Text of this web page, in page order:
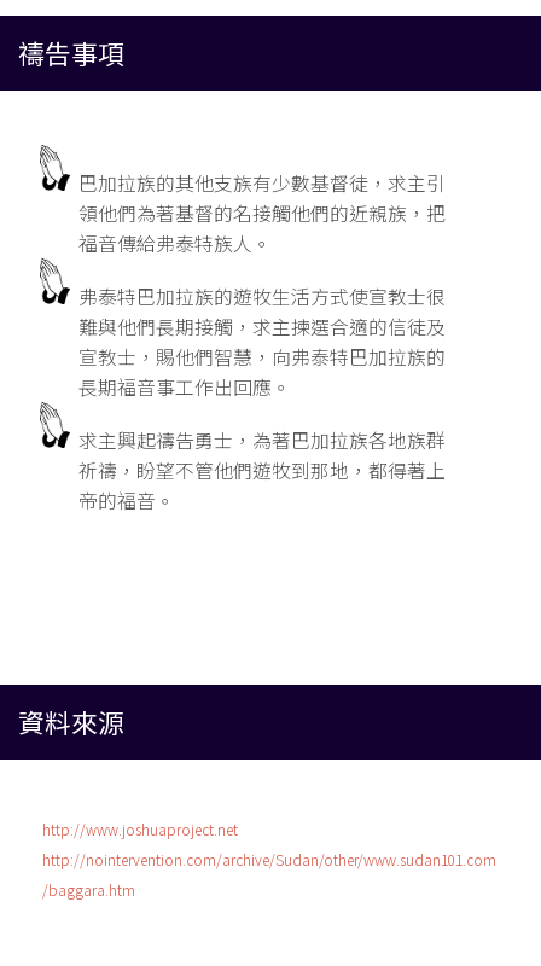
禱告事項
巴加拉族的其他支族有少數基督徒，求主引
領他們為著基督的名接觸他們的近親族，把
福音傳給弗泰特族人。
弗泰特巴加拉族的遊牧生活方式使宣教士很
難與他們長期接觸，求主揀選合適的信徒及
宣教士，賜他們智慧，向弗泰特巴加拉族的
長期福音事工作出回應。
求主興起禱告勇士，為著巴加拉族各地族群
祈禱，盼望不管他們遊牧到那地，都得著上
帝的福音。
資料來源
http://www.joshuaproject.net
http://nointervention.com/archive/Sudan/other/www.sudan101.com
/baggara.htm